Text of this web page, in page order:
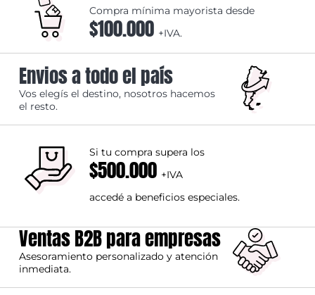
Compra mínima mayorista desde
$100.000 +IVA.
Envios a todo el país
Vos elegís el destino, nosotros hacemos
el resto.
Si tu compra supera los
$500.000 +IVA
accedé a beneficios especiales.
Ventas B2B para empresas
Asesoramiento personalizado y atención
inmediata.